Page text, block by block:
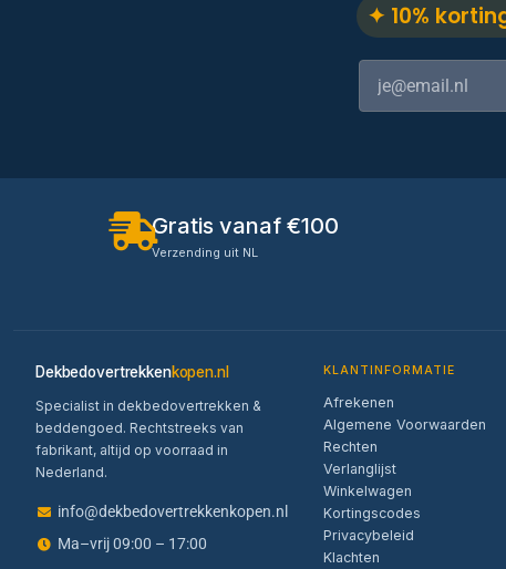
✦ 10%
Gratis vanaf €100
Verzending uit NL
Dekbedovertrekkenkopen.nl
Specialist in dekbedovertrekken &
beddengoed. Rechtstreeks van
fabrikant, altijd op voorraad in
Nederland.
info@dekbedovertrekkenkopen.nl
Ma–vrij 09:00 – 17:00
KLANTINFORMATIE
Afrekenen
Algemene Voorwaarden
Rechten
Verlanglijst
Winkelwagen
Kortingscodes
Privacybeleid
Klachten